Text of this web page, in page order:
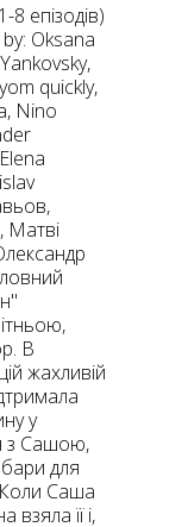
8 епізодів)
Oksana
quickly,
Nino
Матві
В
жахливій
у
з Сашою,
для
Коли Саша
її і,